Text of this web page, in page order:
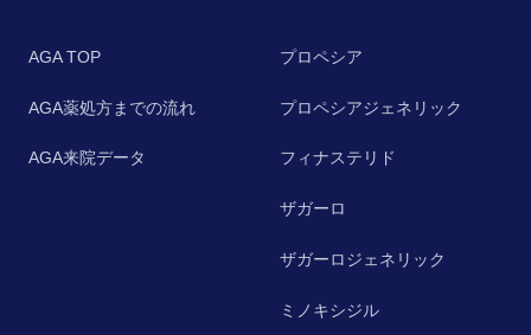
AGA TOP
AGA薬処方までの流れ
AGA来院データ
プロペシア
プロペシアジェネリック
フィナステリド
ザガーロ
ザガーロジェネリック
ミノキシジル